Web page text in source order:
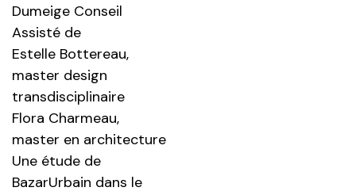
Dumeige Conseil
Assisté de
Estelle Bottereau,
master design
transdisciplinaire
Flora Charmeau,
master en architecture
Une étude de
BazarUrbain dans le